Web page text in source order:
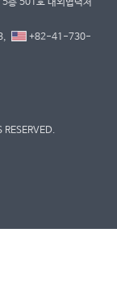
층 501호 대외협력처
+82-41-730-
RESERVED.